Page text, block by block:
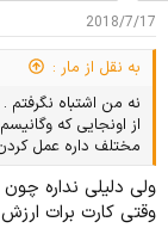
ت
:
2018/7/17
به نقل از مار :
نه من اشتباه نگرفتم .
از اونجایی که
مختلف داره عمل
ولی دلیلی نداره
وقتی کارت برات